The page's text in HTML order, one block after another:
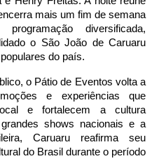
mais um fim de semana
diversificada,
o São João de Caruaru
do país.
o Pátio de Eventos volta a
e experiências que
e fortalecem a cultura
shows nacionais e a
Caruaru reafirma seu
do Brasil durante o período